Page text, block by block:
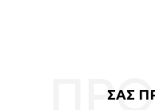
ΣΑΣ